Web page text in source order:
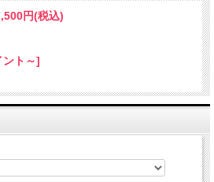
円(税込)
ト～]